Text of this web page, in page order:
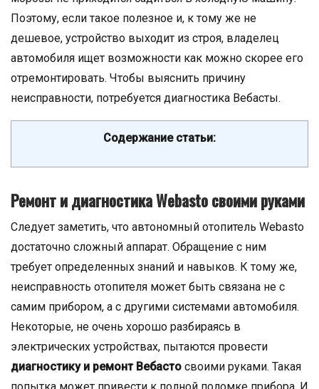
Поэтому, если такое полезное и, к тому же не
дешевое, устройство выходит из строя, владелец
автомобиля ищет возможности как можно скорее его
отремонтировать. Чтобы выяснить причину
неисправности, потребуется диагностика Вебасты.
Содержание статьи:
Ремонт и диагностика Webasto своими руками
Следует заметить, что автономный отопитель Webasto
достаточно сложный аппарат. Обращение с ним
требует определенных знаний и навыков. К тому же,
неисправность отопителя может быть связана не с
самим прибором, а с другими системами автомобиля.
Некоторые, не очень хорошо разбираясь в
электрических устройствах, пытаются провести
диагностику и ремонт Вебасто своими руками. Такая